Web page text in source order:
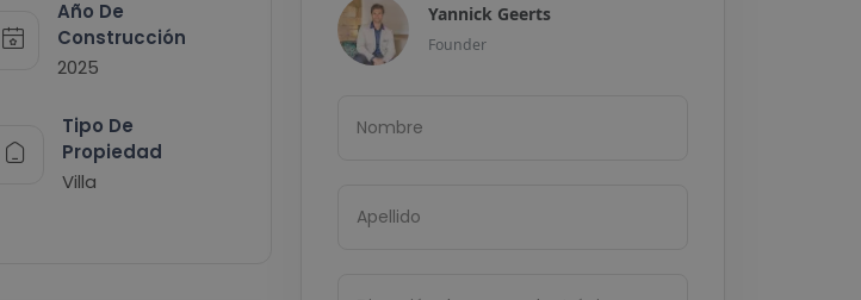
Año De
Construcción
2025
Tipo De
Propiedad
Villa
Yannick Geerts
Founder